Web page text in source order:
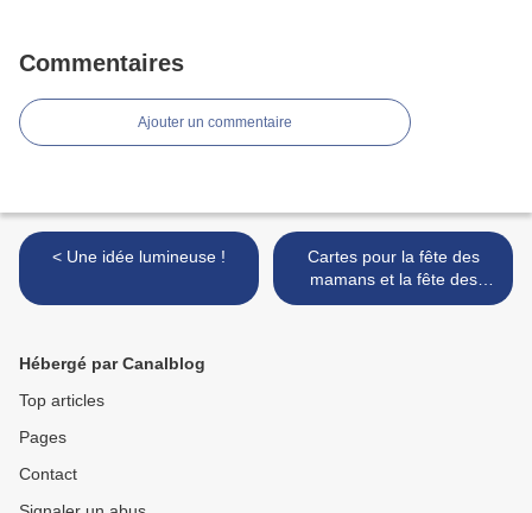
Commentaires
Ajouter un commentaire
< Une idée lumineuse !
Cartes pour la fête des
mamans et la fête des
papas >
Hébergé par Canalblog
Top articles
Pages
Contact